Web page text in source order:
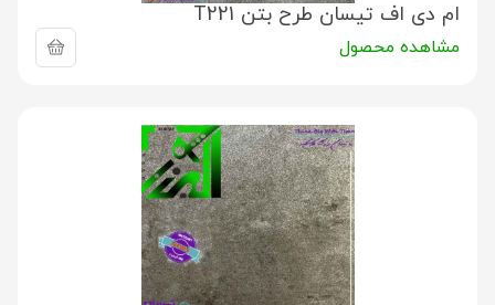
ام دی اف تیسان طرح بتن T221
مشاهده محصول